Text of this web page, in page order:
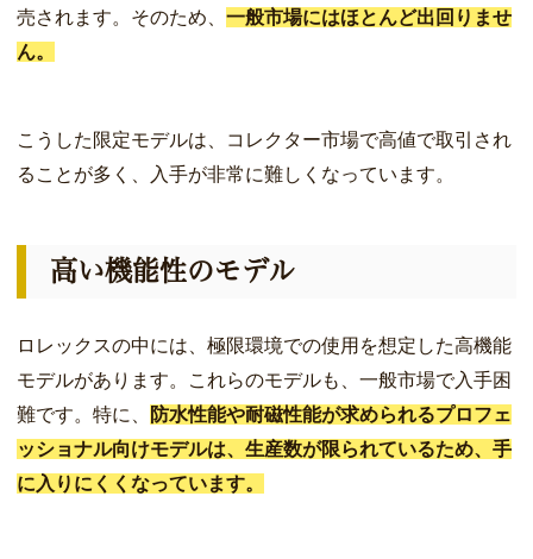
売されます。そのため、一般市場にはほとんど出回りませ
ん。
こうした限定モデルは、コレクター市場で高値で取引され
ることが多く、入手が非常に難しくなっています。
高い機能性のモデル
ロレックスの中には、極限環境での使用を想定した高機能
モデルがあります。これらのモデルも、一般市場で入手困
難です。特に、
防水性能や耐磁性能が求められるプロフェ
ッショナル向けモデルは、生産数が限られているため、手
に入りにくくなっています。